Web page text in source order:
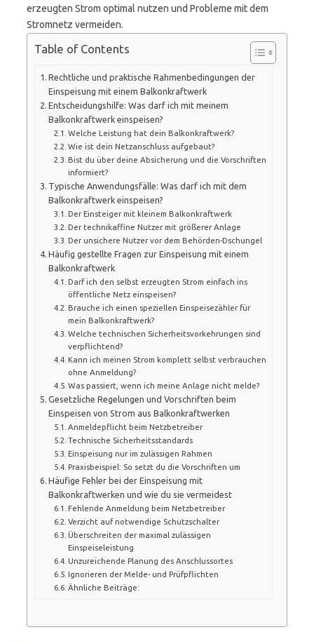
erzeugten Strom optimal nutzen und Probleme mit dem
Stromnetz vermeiden.
Table of Contents
Rechtliche und praktische Rahmenbedingungen der
Einspeisung mit einem Balkonkraftwerk
Entscheidungshilfe: Was darf ich mit meinem
Balkonkraftwerk einspeisen?
Welche Leistung hat dein Balkonkraftwerk?
Wie ist dein Netzanschluss aufgebaut?
Bist du über deine Absicherung und die Vorschriften
informiert?
Typische Anwendungsfälle: Was darf ich mit dem
Balkonkraftwerk einspeisen?
Der Einsteiger mit kleinem Balkonkraftwerk
Der technikaffine Nutzer mit größerer Anlage
Der unsichere Nutzer vor dem Behörden-Dschungel
Häufig gestellte Fragen zur Einspeisung mit einem
Balkonkraftwerk
Darf ich den selbst erzeugten Strom einfach ins
öffentliche Netz einspeisen?
Brauche ich einen speziellen Einspeisezähler für
mein Balkonkraftwerk?
Welche technischen Sicherheitsvorkehrungen sind
verpflichtend?
Kann ich meinen Strom komplett selbst verbrauchen
ohne Anmeldung?
Was passiert, wenn ich meine Anlage nicht melde?
Gesetzliche Regelungen und Vorschriften beim
Einspeisen von Strom aus Balkonkraftwerken
Anmeldepflicht beim Netzbetreiber
Technische Sicherheitsstandards
Einspeisung nur im zulässigen Rahmen
Praxisbeispiel: So setzt du die Vorschriften um
Häufige Fehler bei der Einspeisung mit
Balkonkraftwerken und wie du sie vermeidest
Fehlende Anmeldung beim Netzbetreiber
Verzicht auf notwendige Schutzschalter
Überschreiten der maximal zulässigen
Einspeiseleistung
Unzureichende Planung des Anschlussortes
Ignorieren der Melde- und Prüfpflichten
Ähnliche Beiträge: